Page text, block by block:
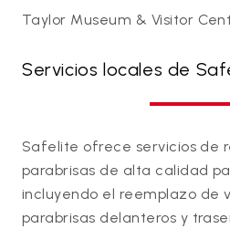
Taylor Museum & Visitor
Servicios locales de
Safelite ofrece servicios de
parabrisas de alta calidad
incluyendo el reemplazo de
parabrisas delanteros y